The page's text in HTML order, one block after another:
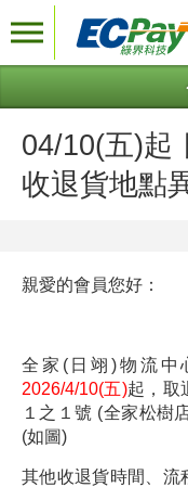
04/10(五)起
收退貨地點
親愛的會員您好：
全家(日翊)物流中
2026/4/10(五)起，取
１之１號 (全家松樹
(如圖)
其他收退貨時間、流